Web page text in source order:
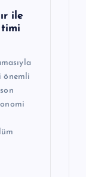
ile
önemli